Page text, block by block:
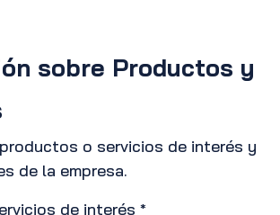
sobre Productos y
o servicios de interés y
de la empresa.
de interés *